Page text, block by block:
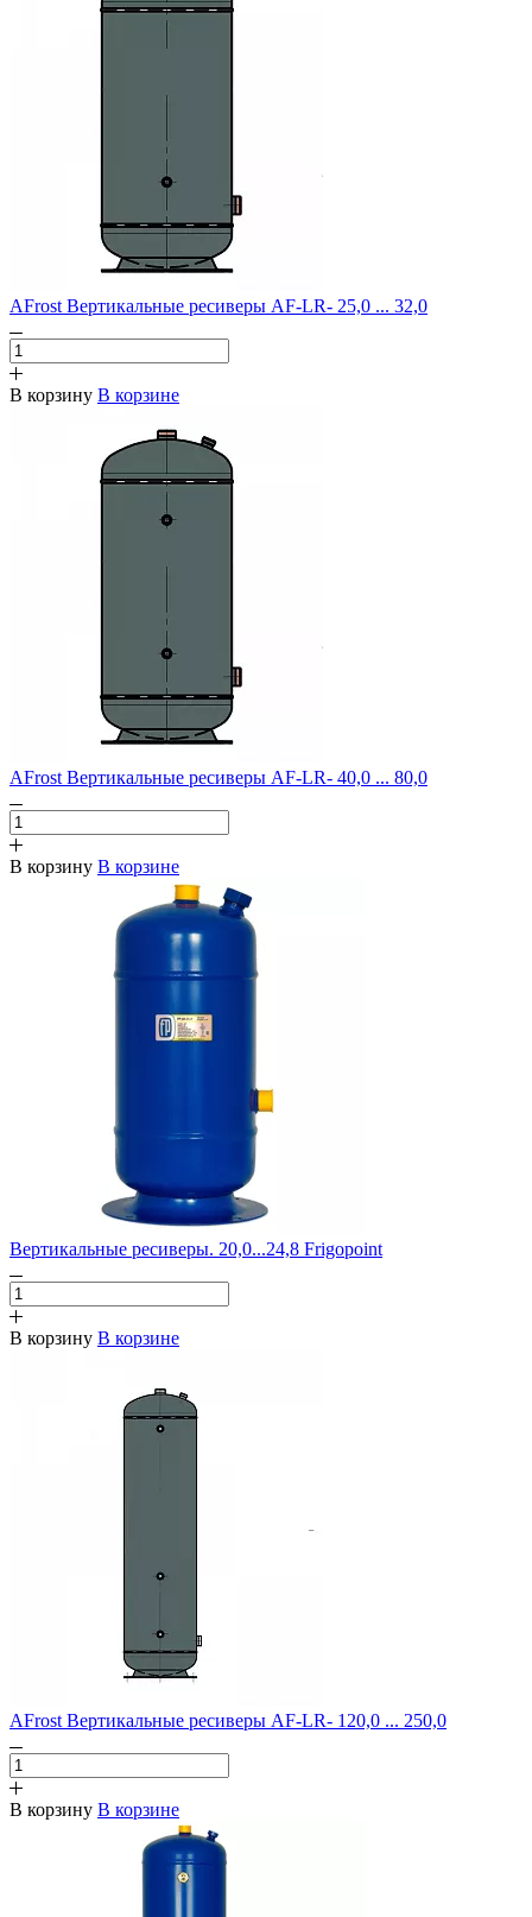
AFrost Вертикальные ресиверы AF-LR- 25,0 ... 32,0
В корзину В корзине
AFrost Вертикальные ресиверы AF-LR- 40,0 ... 80,0
В корзину В корзине
Вертикальные ресиверы. 20,0...24,8 Frigopoint
В корзину В корзине
AFrost Вертикальные ресиверы AF-LR- 120,0 ... 250,0
В корзину В корзине